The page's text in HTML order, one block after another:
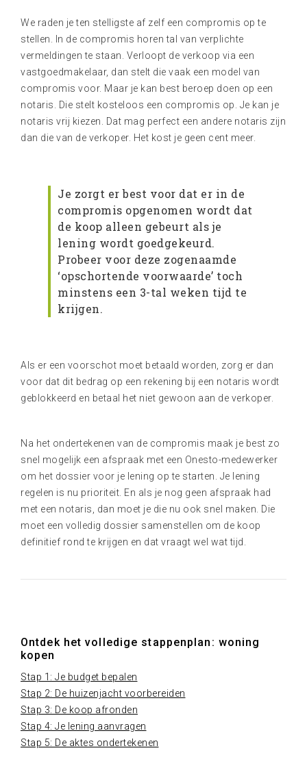
We raden je ten stelligste af zelf een compromis op te
stellen. In de compromis horen tal van verplichte
vermeldingen te staan. Verloopt de verkoop via een
vastgoedmakelaar, dan stelt die vaak een model van
compromis voor. Maar je kan best beroep doen op een
notaris. Die stelt kosteloos een compromis op. Je kan je
notaris vrij kiezen. Dat mag perfect een andere notaris zijn
dan die van de verkoper. Het kost je geen cent meer.
Je zorgt er best voor dat er in de
compromis opgenomen wordt dat
de koop alleen gebeurt als je
lening wordt goedgekeurd.
Probeer voor deze zogenaamde
‘opschortende voorwaarde’ toch
minstens een 3-tal weken tijd te
krijgen.
Als er een voorschot moet betaald worden, zorg er dan
voor dat dit bedrag op een rekening bij een notaris wordt
geblokkeerd en betaal het niet gewoon aan de verkoper.
Na het ondertekenen van de compromis maak je best zo
snel mogelijk een afspraak met een Onesto-medewerker
om het dossier voor je lening op te starten. Je lening
regelen is nu prioriteit. En als je nog geen afspraak had
met een notaris, dan moet je die nu ook snel maken. Die
moet een volledig dossier samenstellen om de koop
definitief rond te krijgen en dat vraagt wel wat tijd.
Ontdek het volledige stappenplan: woning
kopen
Stap 1: Je budget bepalen
Stap 2: De huizenjacht voorbereiden
Stap 3: De koop afronden
Stap 4: Je lening aanvragen
Stap 5: De aktes ondertekenen